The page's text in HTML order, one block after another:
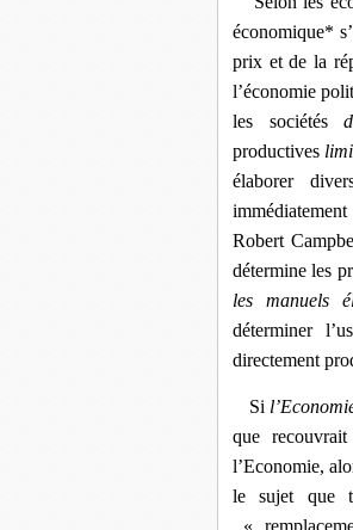
économique*
prix et de la
l’économie
les sociétés
productives
élaborer
Robert
détermine les
les manuels
déterminer
directement
Si
que
l’Economie,
le sujet que
«